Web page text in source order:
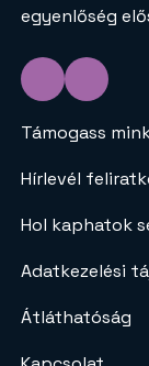
egyenlőség
Támogass
Hírlevél
Hol kaphatok
Adatkezelési
Átláthatóság